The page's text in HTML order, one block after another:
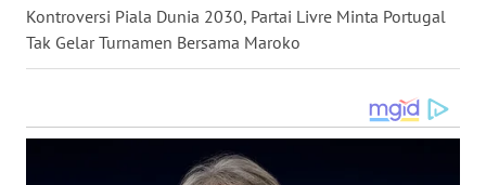
Kontroversi Piala Dunia 2030, Partai Livre Minta Portugal
Tak Gelar Turnamen Bersama Maroko
WN
KALTARA
WN